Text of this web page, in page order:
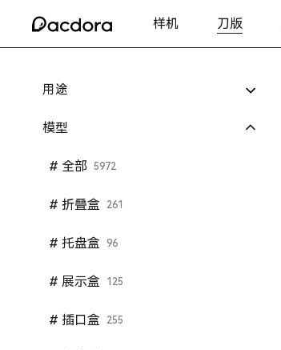
样机 刀版
用途
模型
# 全部 5972
# 折叠盒 261
# 托盘盒 96
# 展示盒 125
# 插口盒 255